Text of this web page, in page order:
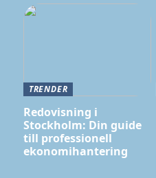
TRENDER
Redovisning i
Stockholm: Din guide
till professionell
ekonomihantering